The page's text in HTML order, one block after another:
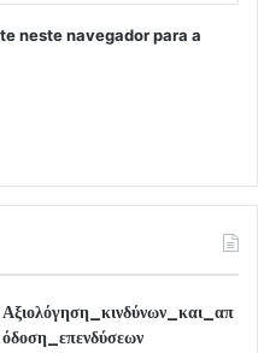
neste navegador para a
Αξιολόγηση_κινδύνων_και_απ
όδοση_επενδύσεων